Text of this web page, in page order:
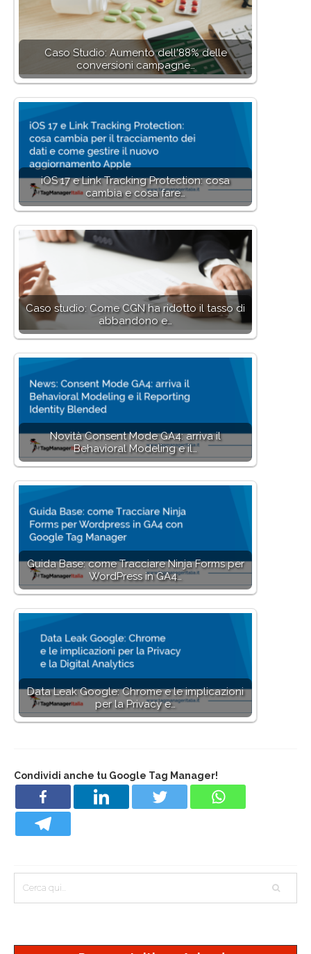
Caso Studio: Aumento dell'88% delle
conversioni campagne…
iOS 17 e Link Tracking Protection: cosa
cambia e cosa fare…
Caso studio: Come CGN ha ridotto il tasso di
abbandono e…
Novità Consent Mode GA4: arriva il
Behavioral Modeling e il…
Guida Base: come Tracciare Ninja Forms per
WordPress in GA4…
Data Leak Google: Chrome e le implicazioni
per la Privacy e…
Condividi anche tu Google Tag Manager!